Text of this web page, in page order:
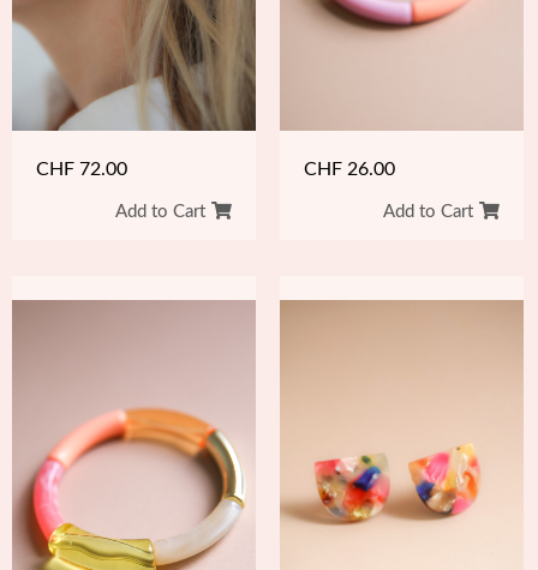
CHF 72.00
Add to Cart
CHF 26.00
Add to Cart